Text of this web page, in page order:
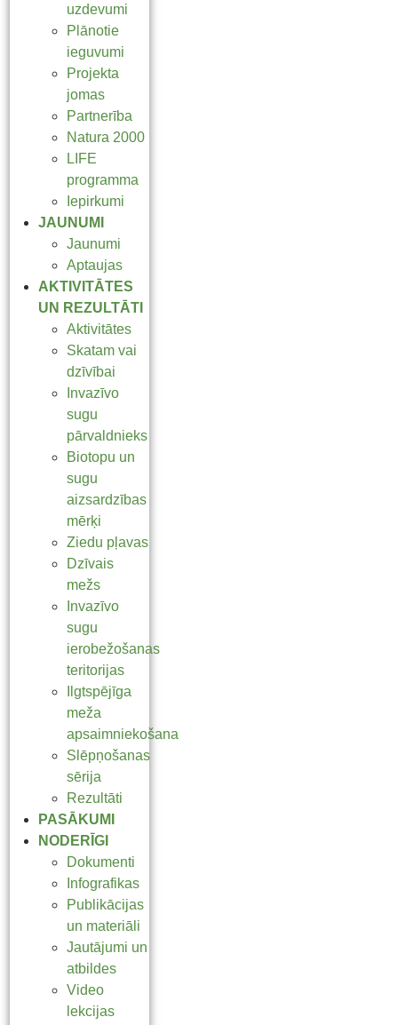
uzdevumi
Plānotie
ieguvumi
Projekta
jomas
Partnerība
Natura 2000
LIFE
programma
Iepirkumi
JAUNUMI
Jaunumi
Aptaujas
AKTIVITĀTES
UN REZULTĀTI
Aktivitātes
Skatam vai
dzīvībai
Invazīvo
sugu
pārvaldnieks
Biotopu un
sugu
aizsardzības
mērķi
Ziedu pļavas
Dzīvais
mežs
Invazīvo
sugu
ierobežošanas
teritorijas
Ilgtspējīga
meža
apsaimniekošana
Slēpņošanas
sērija
Rezultāti
PASĀKUMI
NODERĪGI
Dokumenti
Infografikas
Publikācijas
un materiāli
Jautājumi un
atbildes
Video
lekcijas